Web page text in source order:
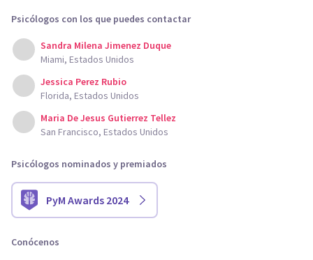
Psicólogos con los que puedes contactar
Sandra Milena Jimenez Duque
Miami, Estados Unidos
Jessica Perez Rubio
Florida, Estados Unidos
Maria De Jesus Gutierrez Tellez
San Francisco, Estados Unidos
Psicólogos nominados y premiados
PyM Awards 2024
Conócenos